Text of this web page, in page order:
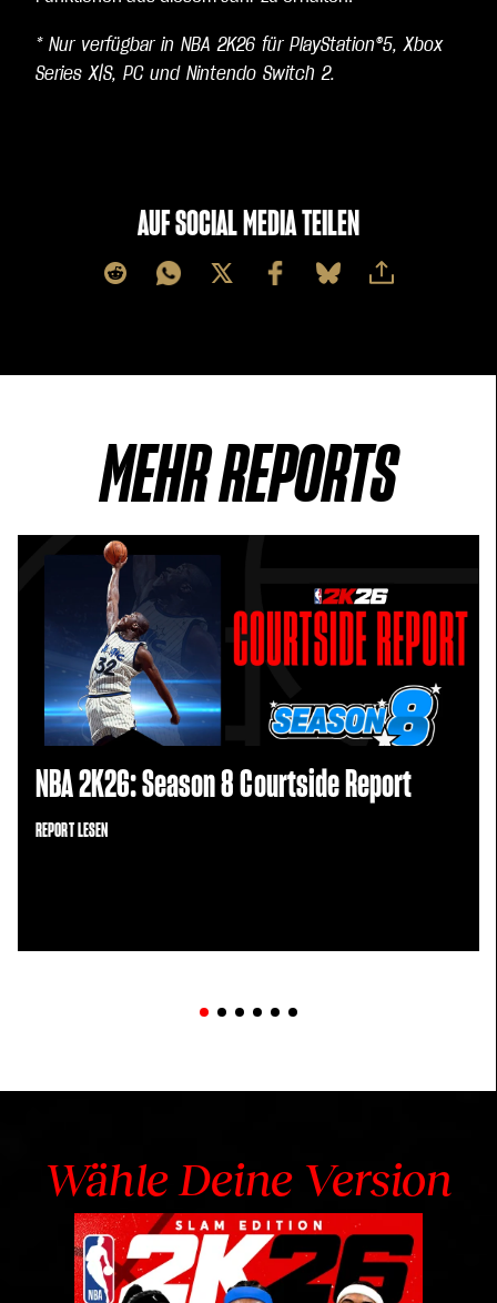
* Nur verfügbar in NBA 2K26 für PlayStation®5, Xbox
Series X|S, PC und Nintendo Switch 2.
AUF SOCIAL MEDIA TEILEN
MEHR REPORTS
NBA 2K26: Season 8 Courtside Report
REPORT LESEN
Wähle Deine Version